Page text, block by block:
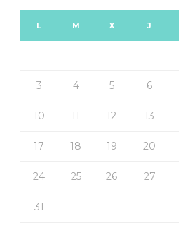
L M X J
3 4 5 6
10 11 12 13
17 18 19 20
24 25 26 27
31